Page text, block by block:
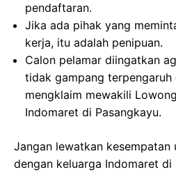
pendaftaran.
Jika ada pihak yang
kerja, itu adalah penipuan.
Calon pelamar diingatkan
tidak gampang terpengaruh
mengklaim mewakili
Indomaret di Pasangkayu.
Jangan lewatkan kesempatan
dengan keluarga Indomaret di